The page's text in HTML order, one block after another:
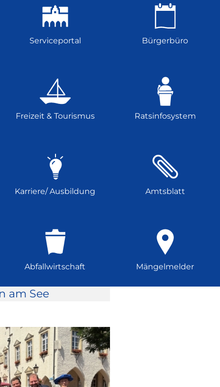
Serviceportal Bürgerbüro
Freizeit & Tourismus Ratsinfosystem
Karriere/ Ausbildung Amtsblatt
Abfallwirtschaft Mängelmelder
am See